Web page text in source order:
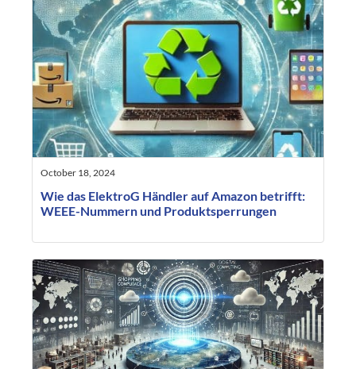
October 18, 2024
Wie das ElektroG Händler auf Amazon betrifft:
WEEE-Nummern und Produktsperrungen